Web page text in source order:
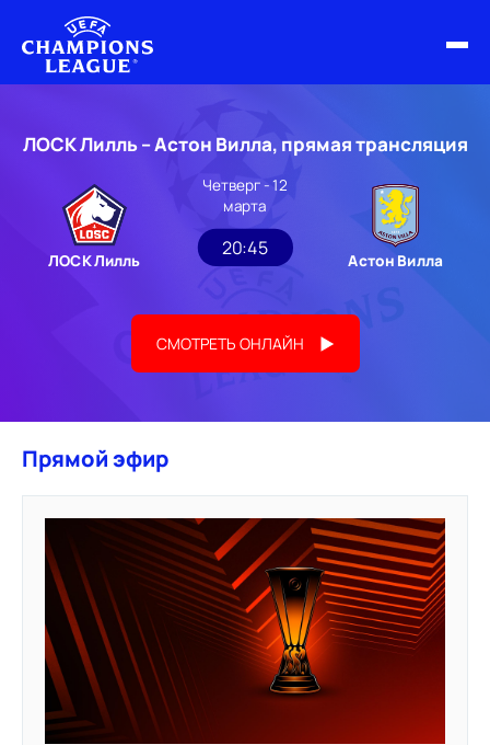
НОВОСТИ
РАСПИСАНИЕ
ЛОСК Лилль – Астон Вилла, прямая трансляция
ЛОСК Лилль
Четверг - 12
марта
20:45
Астон Вилла
СМОТРЕТЬ ОНЛАЙН
Прямой эфир